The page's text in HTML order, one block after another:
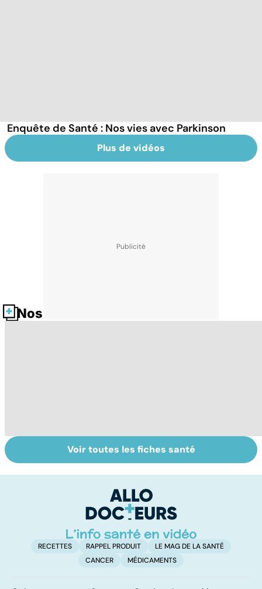
Enquête de Santé : Nos vies avec Parkinson
Plus de vidéos
Nos fiches santé
Narcolepsie : des
crises de
Maladie de
Huntington : une
neurologique
incurable
Voir toutes les fiches santé
RECETTES RAPPEL PRODUIT
LE MAG DE LA SANTÉ
CANCER
MÉDICAMENTS